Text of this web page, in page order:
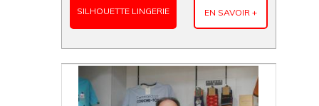
SILHOUETTE LINGERIE EN SAVOIR +